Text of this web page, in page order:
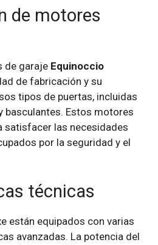
de motores
de garaje Equinoccio
de fabricación y su
tipos de puertas, incluidas
basculantes. Estos motores
satisfacer las necesidades
por la seguridad y el
técnicas
están equipados con varias
avanzadas. La potencia del